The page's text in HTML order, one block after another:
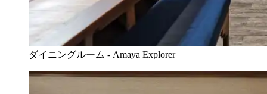
ダイニングルーム - Amaya Explorer